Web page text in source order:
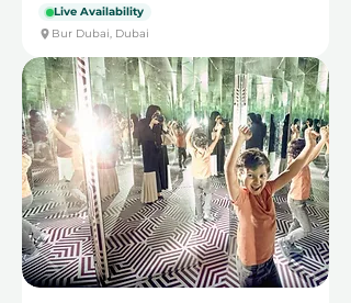
Live Availability
Bur Dubai, Dubai